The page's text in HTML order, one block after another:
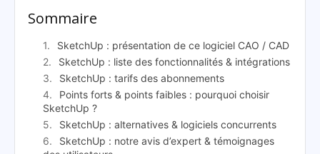
Sommaire
SketchUp : présentation de ce logiciel CAO / CAD
SketchUp : liste des fonctionnalités & intégrations
SketchUp : tarifs des abonnements
Points forts & points faibles : pourquoi choisir
SketchUp ?
SketchUp : alternatives & logiciels concurrents
SketchUp : notre avis d’expert & témoignages